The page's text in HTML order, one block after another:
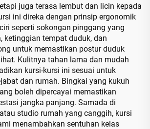
juga terasa lembut dan licin kepada
ini direka dengan prinsip ergonomik
seperti sokongan pinggang yang
ketinggian tempat duduk, dan
untuk memastikan postur duduk
Kulitnya tahan lama dan mudah
kursi-kursi ini sesuai untuk
dan rumah. Bingkai yang kukuh
boleh dipercayai memastikan
jangka panjang. Samada di
studio rumah yang canggih, kursi
menambahkan sentuhan kelas